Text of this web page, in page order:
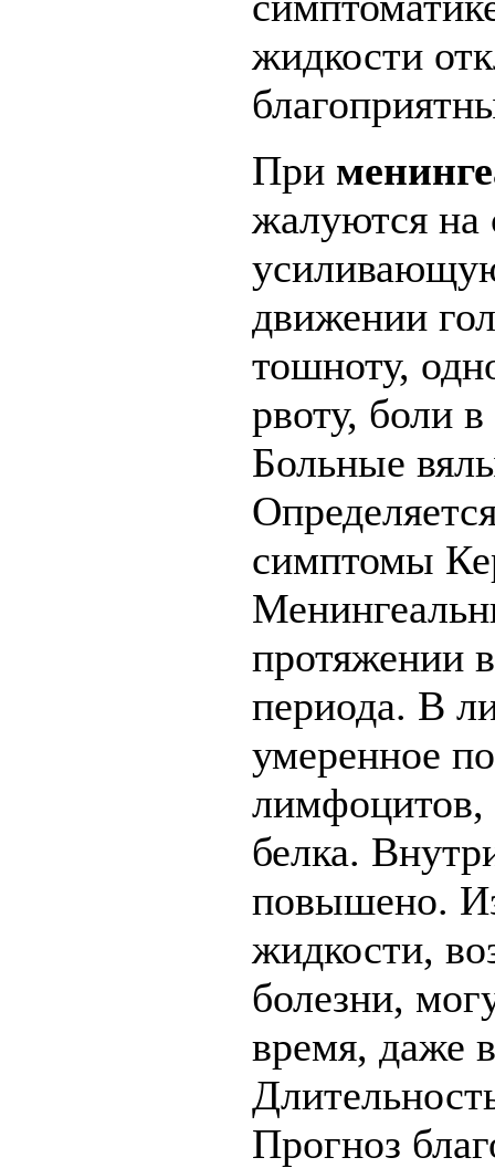
жидкости
При
жалуются на
движении
тошноту,
рвоту, боли в
Больные
симптомы
протяжении
периода. В
умеренное
лимфоцитов,
белка.
повышено.
жидкости,
болезни,
время, даже
Прогноз